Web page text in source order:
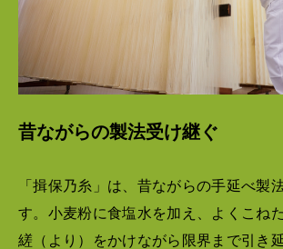
昔ながらの製法受け継ぐ
「揖保乃糸」は、昔ながらの手延べ製
す。小麦粉に食塩水を加え、よくこね
縒（より）をかけながら限界まで引き